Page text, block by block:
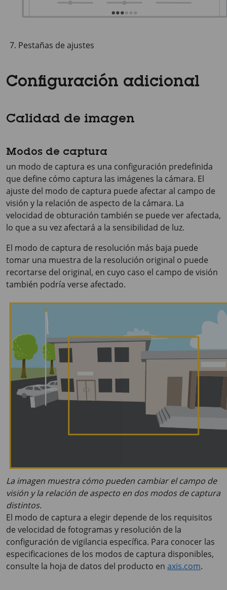
Pestañas de ajustes
Configuración adicional
Calidad de imagen
Modos de captura
un modo de captura es una configuración predefinida
que define cómo captura las imágenes la cámara. El
ajuste del modo de captura puede afectar al campo de
visión y la relación de aspecto de la cámara. La
velocidad de obturación también se puede ver afectada,
lo que a su vez afectará a la sensibilidad de luz.
El modo de captura de resolución más baja puede
tomar una muestra de la resolución original o puede
recortarse del original, en cuyo caso el campo de visión
también podría verse afectado.
La imagen muestra cómo pueden cambiar el campo de
visión y la relación de aspecto en dos modos de captura
distintos.
El modo de captura a elegir depende de los requisitos
de velocidad de fotogramas y resolución de la
configuración de vigilancia específica. Para conocer las
especificaciones de los modos de captura disponibles,
consulte la hoja de datos del producto en axis.com.